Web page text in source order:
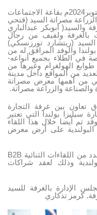
استقبل صباح يوم الأربعاء الموافق 2 أكتوبر2024م بقاعة الاجتماعات
مصراتة السيد (فتحي
والسيد( ابوبكر عبدالباري
بالغرفة ولفيف من رجال
(ريتشارد تورزنسكي)
والوفد المرافق له من
في الطلاء بجميع أنواعه-
الهولغرام وغيرها من
من المواقع داخل مدينة
من أهمها معرض مصراتة
والصناعة والزراعة مصراتة.
تعاون بين غرفة التجارة
سيليزا بولندا التي تعتبر
تم أيضا خلال هذا اللقاء
البولندية على أرض معرض
كما تم على هامش هذا الاجتماع عقد عدد من اللقاءات الثنائية B2B
وذلك لعقد شراكات
الإدارة بالغرفة للسيد
كرمز تذكاري